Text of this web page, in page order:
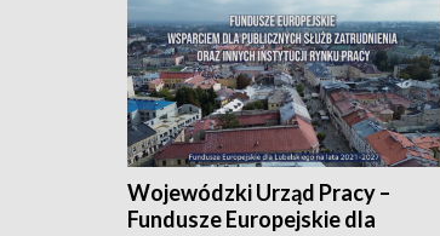
Wojewódzki Urząd Pracy –
Fundusze Europejskie dla